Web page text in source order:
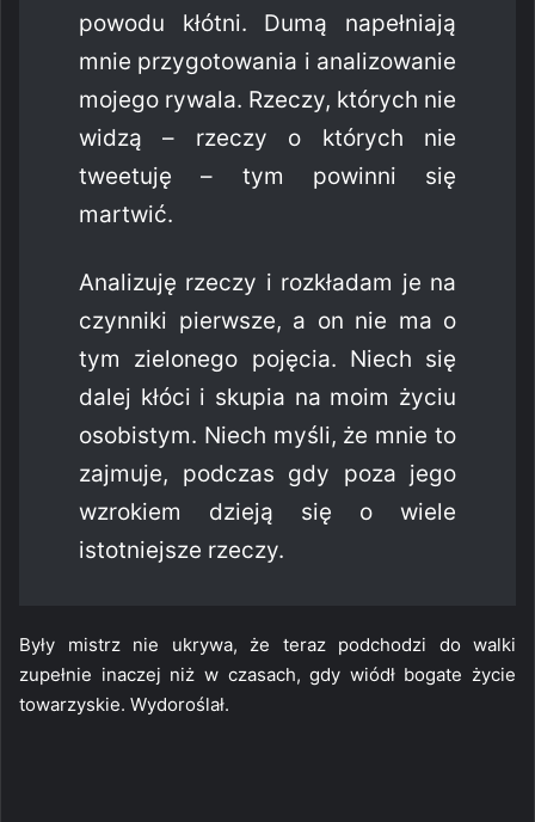
powodu kłótni. Dumą napełniają
mnie przygotowania i analizowanie
mojego rywala. Rzeczy, których nie
widzą – rzeczy o których nie
tweetuję – tym powinni się
martwić.
Analizuję rzeczy i rozkładam je na
czynniki pierwsze, a on nie ma o
tym zielonego pojęcia. Niech się
dalej kłóci i skupia na moim życiu
osobistym. Niech myśli, że mnie to
zajmuje, podczas gdy poza jego
wzrokiem dzieją się o wiele
istotniejsze rzeczy.
Były mistrz nie ukrywa, że teraz podchodzi do walki
zupełnie inaczej niż w czasach, gdy wiódł bogate życie
towarzyskie. Wydoroślał.